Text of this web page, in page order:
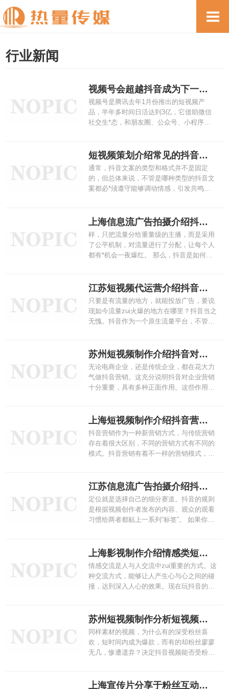
行业新闻
视频号会超越抖音成为下一个风口吗
视频号是腾讯去年1月份推出的短视频产
品，半年多时间日活达到3亿，它借助微信
社交生*态，和朋友圈、公众号、小程序互
公众号——小程序——视频号——微信直播
短视频策划表示这样的一个生*态链，对于
做营销的人来说，简直就是福利。对普通人
来说，更是机会。
短视频策划介绍常见的抖音文案写作方法
通常，抖音文案的类型和格式并不是固定
的，但总体来说，不管是哪种类型的抖音文
案都必*须遵守能够调动情感，引发共鸣的
的，只要你在写作的过程中能够找到目标用
户的共性，挖掘出他们共同感兴趣或关心的
话题，并适时表明直接的态度，那么，你写
出的文案就能在情感上与目标...
上海信息流广告拍摄介绍抖音算法的逻辑
样，只把流量分给重量级的主播，而是采用
了公平机制，对流量进行了分配，让每个人
都有*机会一夜爆红。 那么，抖音是如何把
会给你提供一个初始流量。
江苏短视频代运营介绍抖音广告的实用制作方法
只要是有流量的地方，就能投放广告，要说
现如今流量zui火爆的地方在哪里？抖音当之
无愧。抖音作为一个原生流量平台，不管是
平台，并且广泛地与抖音红人合作，希望通
过抖音，为自己的产品插上爆红的翅膀。下
面上海抖音代运营公司的小编给大家讲讲抖
音广告的实用制作方法！
苏州短视频制作介绍抖音对营销的作用
无论电商企业，还是传统企业，都在花大力
气做抖音营销。这充分说明抖音对企业营销
十分重要，具有多种正面作用。这些作用具
上海短视频制作介绍抖音营销的四种模式
抖音营销作为一种新营销方式，与传统营销
存在着很大区别，不同的营销方式有不同的
模式。抖音营销有着不一样的营销模式，常
短视频制作的小编来看看吧！
江苏信息流广告拍摄介绍抖音账号定位的重要性
定位就是选择自己的细分赛道。抖音的规则
是根据视频创作者发布的内容、观众的观看
习惯给两者都贴上一系列“标签”。 如果你的
准的、具有相同属性标签的用户，这样你获
得关注的机会更大，获得精*准的粉丝后你
卖货时转化率也将更高。
上海影视制作介绍情感类短视频要怎么做
情感交流是人与人交流中zui重要的方式。这
种交流方式，能够让人产生心与心之间的碰
撞，达到深入人心的效果。现在玩抖音的主
类的短视频，在受到鼓舞后，他们会对这种
视频形成ji大的依赖性，这样他们也就会随
之关注该账号。
苏州短视频制作分析短视频的内容呈现形式
同样素材的视频，为什么有的深受粉丝喜
欢，短时间内成为爆款，而有的却粉丝廖廖
无几，惨遭遗弃？决定抖音视频能否受粉丝
这对抖音营销人员来说是一个非常大的考
上海宣传片分享于粉丝互动的技巧